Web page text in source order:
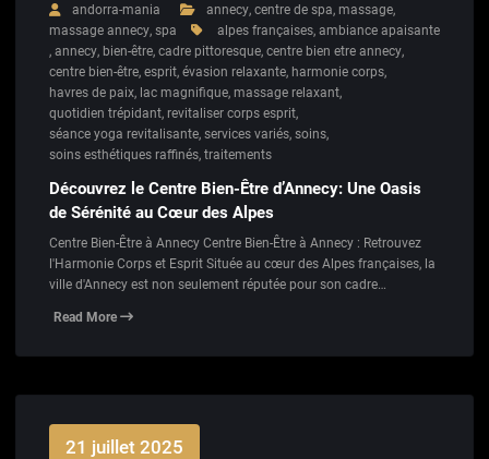
andorra-mania annecy, centre de spa, massage,
massage annecy, spa alpes françaises, ambiance apaisante
, annecy, bien-être, cadre pittoresque, centre bien etre annecy,
centre bien-être, esprit, évasion relaxante, harmonie corps,
havres de paix, lac magnifique, massage relaxant,
quotidien trépidant, revitaliser corps esprit,
séance yoga revitalisante, services variés, soins,
soins esthétiques raffinés, traitements
Découvrez le Centre Bien-Être d’Annecy: Une Oasis
de Sérénité au Cœur des Alpes
Centre Bien-Être à Annecy Centre Bien-Être à Annecy : Retrouvez
l'Harmonie Corps et Esprit Située au cœur des Alpes françaises, la
ville d'Annecy est non seulement réputée pour son cadre…
Read More
21 juillet 2025